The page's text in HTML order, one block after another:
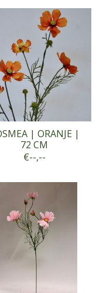
| ORANJE |
72 CM
€--,--